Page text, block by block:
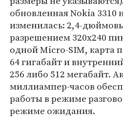
обновленная Nokia 3310
изменилась: 2,4-
разрешением 320х240
одной Micro-SIM, карта
64 гигабайт и
256 либо 512 мегабайт.
миллиампер-часов
работы в режиме
режиме ожидания.